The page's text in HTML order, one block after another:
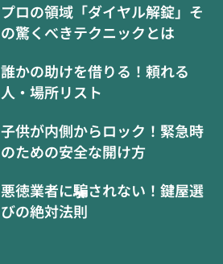
プロの領域「ダイヤル解錠」そ
の驚くべきテクニックとは
誰かの助けを借りる！頼れる
人・場所リスト
子供が内側からロック！緊急時
のための安全な開け方
悪徳業者に騙されない！鍵屋選
びの絶対法則